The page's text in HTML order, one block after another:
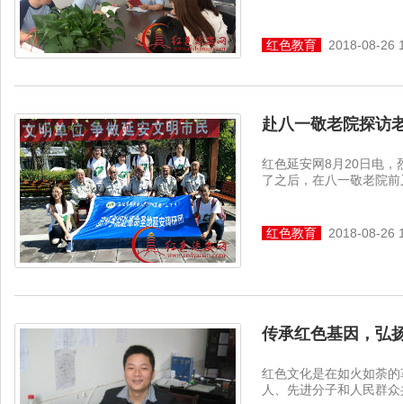
红色教育 2018-08-26
赴八一敬老院探访
红色延安网8月20日电，
了之后，在八一敬老院
红色教育 2018-08-26
传承红色基因，弘
红色文化是在如火如荼
人、先进分子和人民群